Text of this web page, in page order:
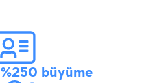
%250 büyüme